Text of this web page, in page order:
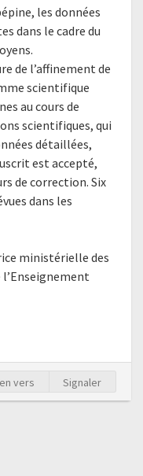
les données
dans le cadre du
de l’affinement de
scientifique
au cours de
scientifiques, qui
détaillées,
est accepté,
de correction. Six
dans les
ministérielle des
l’Enseignement
vers Signaler